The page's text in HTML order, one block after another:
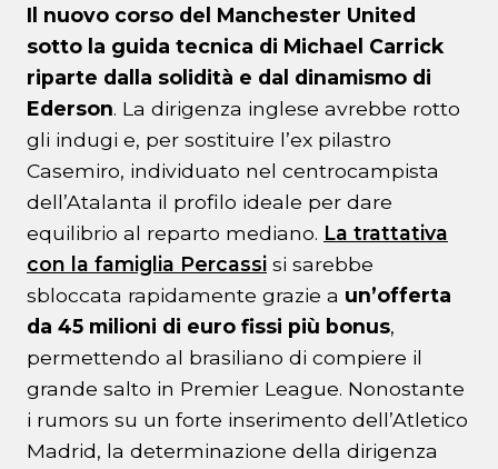
Il nuovo corso del Manchester United
sotto la guida tecnica di Michael Carrick
riparte dalla solidità e dal dinamismo di
Ederson. La dirigenza inglese avrebbe rotto
gli indugi e, per sostituire l’ex pilastro
Casemiro, individuato nel centrocampista
dell’Atalanta il profilo ideale per dare
equilibrio al reparto mediano. La trattativa
con la famiglia Percassi si sarebbe
sbloccata rapidamente grazie a un’offerta
da 45 milioni di euro fissi più bonus,
permettendo al brasiliano di compiere il
grande salto in Premier League. Nonostante
i rumors su un forte inserimento dell’Atletico
Madrid, la determinazione della dirigenza